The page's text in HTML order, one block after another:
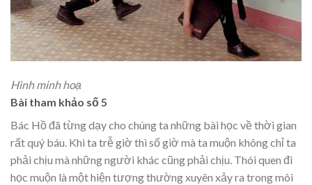
Hình minh hoạ
Bài tham khảo số 5
Bác Hồ đã từng dạy cho chúng ta những bài học về thời gian
rất quý báu. Khi ta trễ giờ thì số giờ mà ta muộn không chỉ ta
phải chịu mà những người khác cũng phải chịu. Thói quen đi
học muộn là một hiện tượng thường xuyên xảy ra trong môi